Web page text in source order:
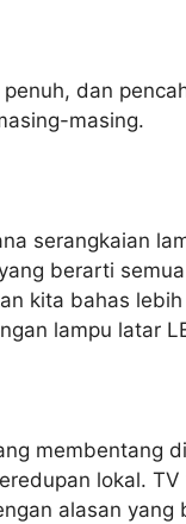
dan
masing.
serangkaian
berarti
kita bahas
lampu latar
membentang
lokal.
alasan yang